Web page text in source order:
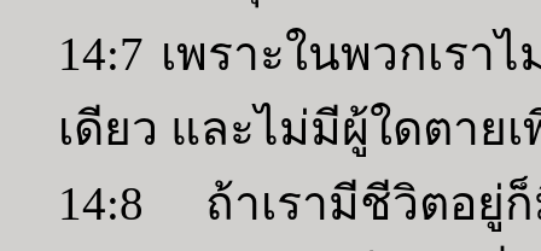
14:7 เพราะในพวกเรา
เดียว และไม่มีผู้ใดตาย
14:8 ถ้าเรามีชีวิตอยู่ก็